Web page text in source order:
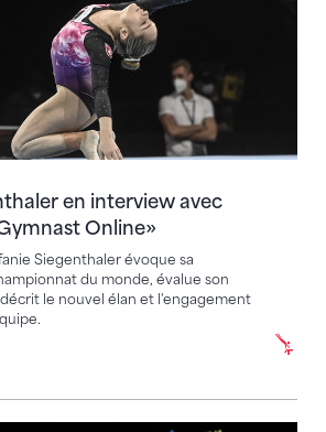
en interview avec
Online»
Siegenthaler évoque sa
du monde, évalue son
le nouvel élan et l'engagement